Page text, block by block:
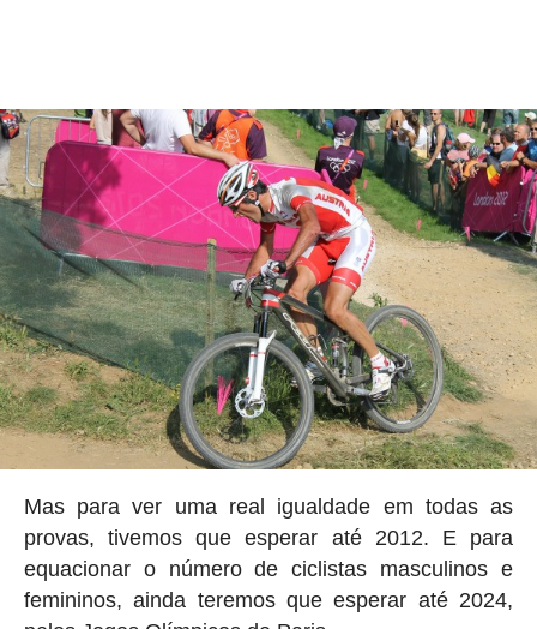
Mas para ver uma real igualdade em todas as
provas, tivemos que esperar até 2012. E para
equacionar o número de ciclistas masculinos e
femininos, ainda teremos que esperar até 2024,